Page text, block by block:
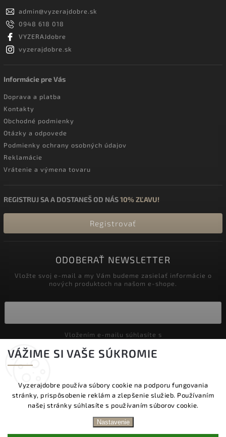
VÁŽIME SI VAŠE SÚKROMIE
Vyzerajdobre používa súbory cookie na podporu fungovania
stránky, prispôsobenie reklám a zlepšenie služieb. Používaním
našej stránky súhlasíte s používaním súborov cookie.
Nastavenie
DOPRAVA ZADARMO NAD 60 € | DODANIE V
PRACOVNÝCH DŇOCH DO 24 HOD. | BEZPLATNÁ
VÝMENA TOVARU | ZĽAVA 10 % NA PRVÝ NÁKUP
admin@vyzerajdobre.sk
0948 618 018
VYZERAJdobre
vyzerajdobre.sk
Informácie pre Vás
Doprava a platba
Kontakty
Obchodné podmienky
Otázky a odpovede
Podmienky ochrany osobných údajov
Reklamácie
Vrátenie a výmena tovaru
REGISTRUJ SA A DOSTANEŠ OD NÁS10% ZĽAVU!
Registrovať
ODOBERAŤ NEWSLETTER
Vložte svoj e-mail a my Vám budeme zasielať informácie o
nových produktoch na našom e-shope.
Copyright 2026Vyzeraj dobre. Všetky práva vyhradené.
Upraviť nastavenie cookies
Shoptet| DesignShoptak.cz.